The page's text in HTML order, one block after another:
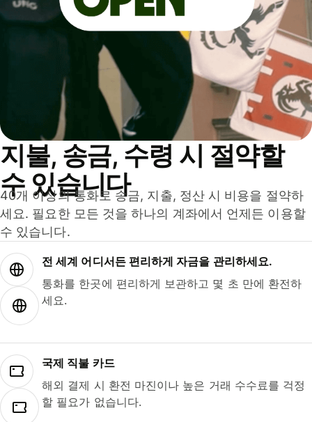
지불, 송금, 수령 시 절약할
수 있습니다
40개 이상의 통화로 송금, 지출, 정산 시 비용을 절약하
세요. 필요한 모든 것을 하나의 계좌에서 언제든 이용할
수 있습니다.
전 세계 어디서든 편리하게 자금을 관리하세요.
통화를 한곳에 편리하게 보관하고 몇 초 만에 환전하
세요.
국제 직불 카드
해외 결제 시 환전 마진이나 높은 거래 수수료를 걱정
할 필요가 없습니다.